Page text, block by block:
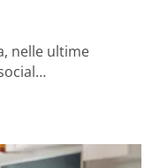
nelle ultime